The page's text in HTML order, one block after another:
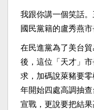
我跟你講一個笑話
國民黨籍的盧秀燕市
在民進黨為了美台
後，這位「天才」
求，加碼說萊豬要
年開始四處高調抽
宣戰，更說要把結